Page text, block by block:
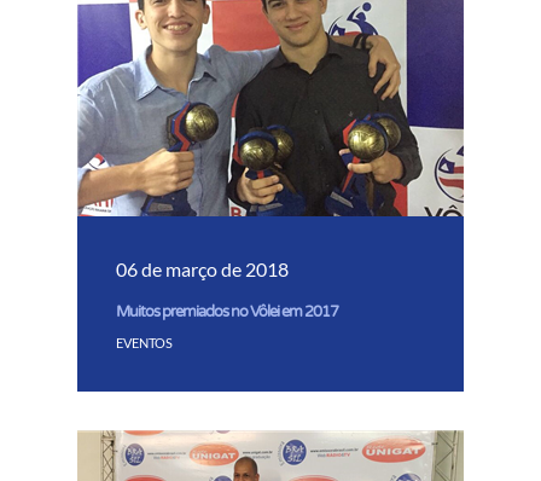
06 de março de 2018
Muitos premiados no Vôlei em 2017
EVENTOS